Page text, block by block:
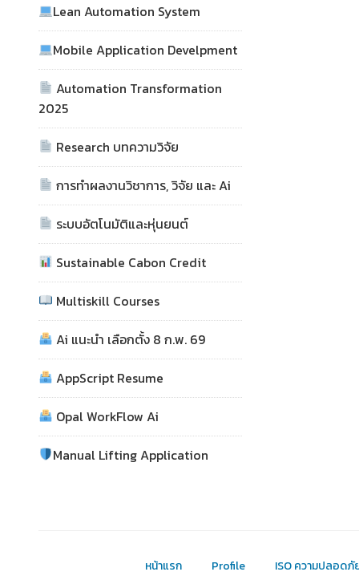
Lean Automation System
Mobile Application Develpment
Automation Transformation
2025
Research บทความวิจัย
การทำผลงานวิชาการ, วิจัย และ Ai
ระบบอัตโนมัติและหุ่นยนต์
Sustainable Cabon Credit
Multiskill Courses
Ai แนะนำ เลือกตั้ง 8 ก.พ. 69
AppScript Resume
Opal WorkFlow Ai
Manual Lifting Application
หน้าแรก Profile ISO ความปลอดภั